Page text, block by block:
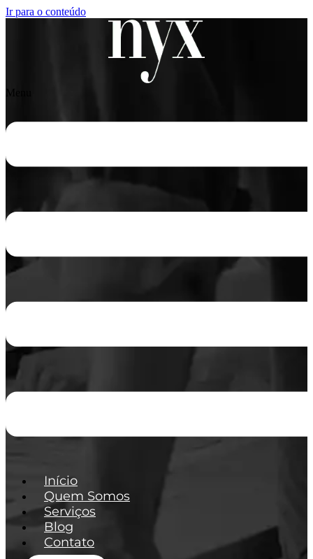
Ir para o conteúdo
Menu
Início
Quem Somos
Serviços
Blog
Contato